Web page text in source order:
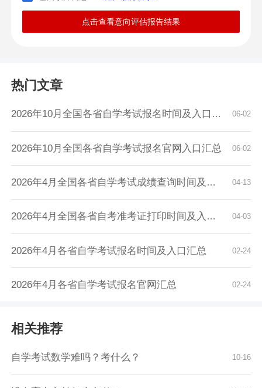
点击查看意向评估报告结果
热门文章
06-02
2026年10月全国各省自学考试报名时间及入口汇总
06-02
2026年10月全国各省自学考试报名官网入口汇总
04-13
2026年4月全国各省自学考试成绩查询时间及入口...
04-03
2026年4月全国各省自考准考证打印时间及入口汇...
02-24
2026年4月各省自学考试报名时间及入口汇总
02-24
2026年4月各省自学考试报名官网汇总
相关推荐
10-16
自学考试数学难吗？考什么？